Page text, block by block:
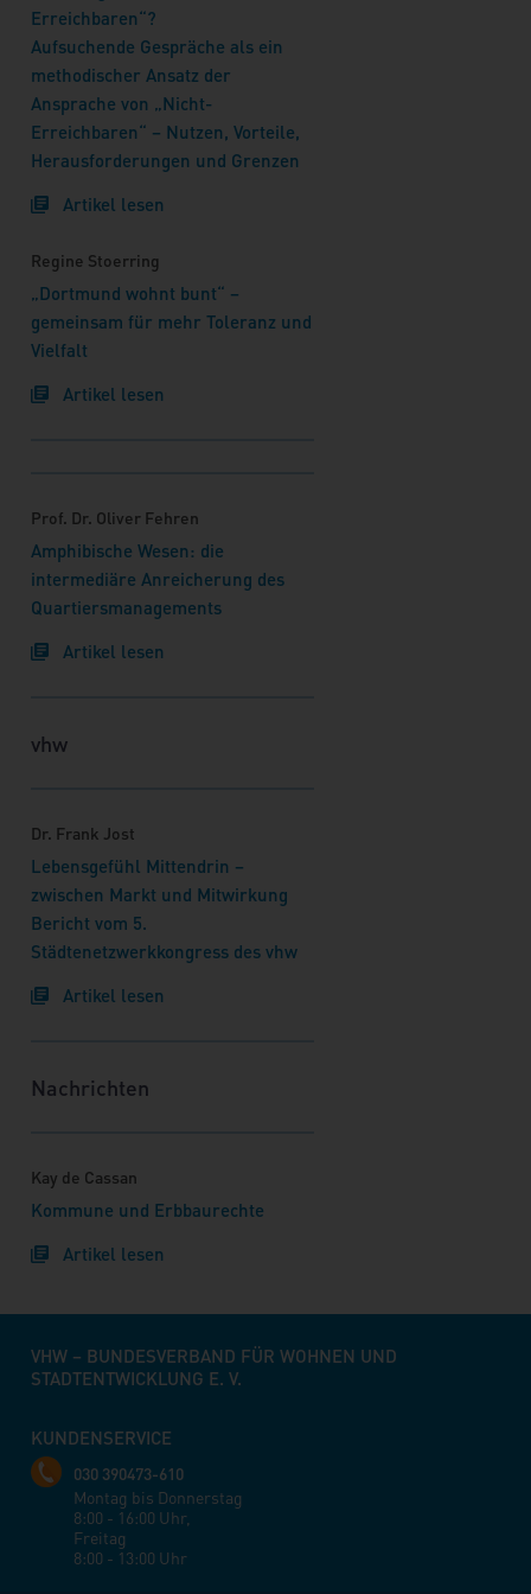
Erreichbaren“?
Aufsuchende Gespräche als ein
methodischer Ansatz der
Ansprache von „Nicht-
Erreichbaren“ – Nutzen, Vorteile,
Herausforderungen und Grenzen
Artikel lesen
Regine Stoerring
„Dortmund wohnt bunt“ –
gemeinsam für mehr Toleranz und
Vielfalt
Artikel lesen
Prof. Dr. Oliver Fehren
Amphibische Wesen: die
intermediäre Anreicherung des
Quartiersmanagements
Artikel lesen
vhw
Dr. Frank Jost
Lebensgefühl Mittendrin –
zwischen Markt und Mitwirkung
Bericht vom 5.
Städtenetzwerkkongress des vhw
Artikel lesen
Nachrichten
Kay de Cassan
Kommune und Erbbaurechte
Artikel lesen
VHW – BUNDESVERBAND FÜR WOHNEN UND
STADTENTWICKLUNG E. V.
KUNDENSERVICE
030 390473-610
Montag bis Donnerstag
8:00 - 16:00 Uhr,
Freitag
8:00 - 13:00 Uhr